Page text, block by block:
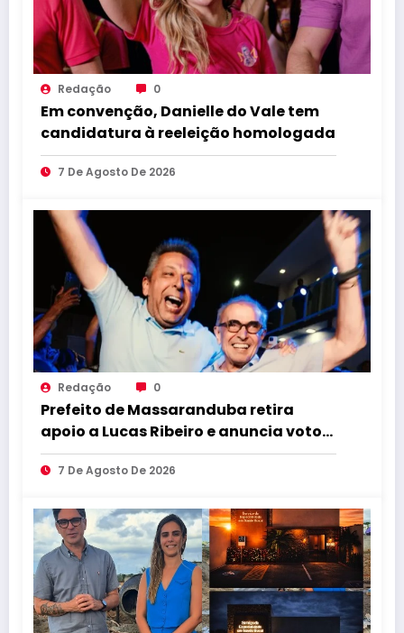
Redação 0
Em convenção, Danielle do Vale tem
candidatura à reeleição homologada
7 De Agosto De 2026
Redação 0
Prefeito de Massaranduba retira
apoio a Lucas Ribeiro e anuncia voto
em Cícero para o Governo
7 De Agosto De 2026